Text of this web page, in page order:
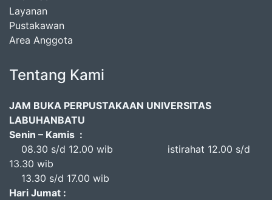
Layanan
Pustakawan
Area Anggota
Tentang Kami
JAM BUKA PERPUSTAKAAN UNIVERSITAS
LABUHANBATU
Senin – Kamis :
08.30 s/d 12.00 wib istirahat 12.00 s/d
13.30 wib
13.30 s/d 17.00 wib
Hari Jumat :